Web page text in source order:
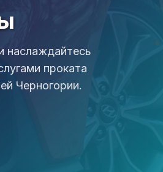
наслаждайтесь
проката
Черногории.